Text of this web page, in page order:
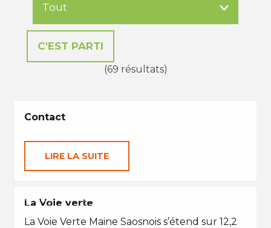
(69 résultats)
Contact
LIRE LA SUITE
PETITES VACANCES
La Voie verte
La Voie Verte Maine Saosnois s’étend sur 12,2